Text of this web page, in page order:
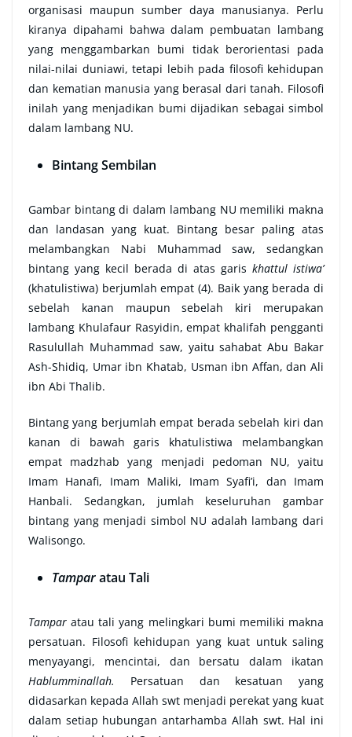
organisasi maupun sumber daya manusianya. Perlu
kiranya dipahami bahwa dalam pembuatan lambang
yang menggambarkan bumi tidak berorientasi pada
nilai-nilai duniawi, tetapi lebih pada filosofi kehidupan
dan kematian manusia yang berasal dari tanah. Filosofi
inilah yang menjadikan bumi dijadikan sebagai simbol
dalam lambang NU.
Bintang Sembilan
Gambar bintang di dalam lambang NU memiliki makna
dan landasan yang kuat. Bintang besar paling atas
melambangkan Nabi Muhammad saw, sedangkan
bintang yang kecil berada di atas garis khattul istiwa’
(khatulistiwa) berjumlah empat (4). Baik yang berada di
sebelah kanan maupun sebelah kiri merupakan
lambang Khulafaur Rasyidin, empat khalifah pengganti
Rasulullah Muhammad saw, yaitu sahabat Abu Bakar
Ash-Shidiq, Umar ibn Khatab, Usman ibn Affan, dan Ali
ibn Abi Thalib.
Bintang yang berjumlah empat berada sebelah kiri dan
kanan di bawah garis khatulistiwa melambangkan
empat madzhab yang menjadi pedoman NU, yaitu
Imam Hanafi, Imam Maliki, Imam Syafi’i, dan Imam
Hanbali. Sedangkan, jumlah keseluruhan gambar
bintang yang menjadi simbol NU adalah lambang dari
Walisongo.
Tamparatau Tali
Tamparatau tali yang melingkari bumi memiliki makna
persatuan. Filosofi kehidupan yang kuat untuk saling
menyayangi, mencintai, dan bersatu dalam ikatan
Hablumminallah. Persatuan dan kesatuan yang
didasarkan kepada Allah swt menjadi perekat yang kuat
dalam setiap hubungan antarhamba Allah swt. Hal ini